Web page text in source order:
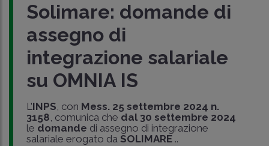
Solimare: domande di
assegno di
integrazione salariale
su OMNIA IS
L’INPS, con Mess. 25 settembre 2024 n.
3158, comunica che dal 30 settembre 2024
le domande di assegno di integrazione
salariale erogato da SOLIMARE..